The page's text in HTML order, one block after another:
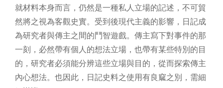
就材料本身而言，仍然是一種私人立場的記述，不可貿
然將之視為客觀史實。受到後現代主義的影響，日記成
為研究者與傳主之間的鬥智遊戲。傳主寫下對事件的那
一刻，必然帶有個人的想法立場，也帶有某些特別的目
的，研究者必須能分辨這些立場與目的，從而探索傳主
內心想法。也因此，日記史料之使用有良窳之別，需細